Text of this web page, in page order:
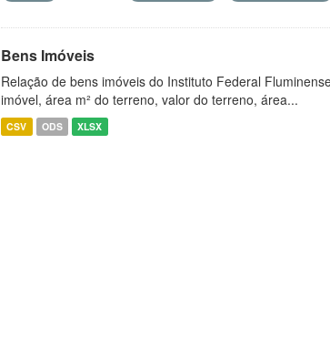
Bens Imóveis
Relação de bens imóveis do Instituto Federal
imóvel, área m² do terreno, valor do terreno, área...
CSV ODS XLSX